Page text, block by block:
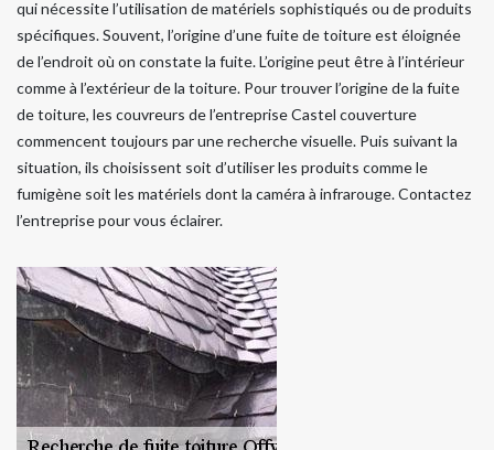
qui nécessite l’utilisation de matériels sophistiqués ou de produits
spécifiques. Souvent, l’origine d’une fuite de toiture est éloignée
de l’endroit où on constate la fuite. L’origine peut être à l’intérieur
comme à l’extérieur de la toiture. Pour trouver l’origine de la fuite
de toiture, les couvreurs de l’entreprise Castel couverture
commencent toujours par une recherche visuelle. Puis suivant la
situation, ils choisissent soit d’utiliser les produits comme le
fumigène soit les matériels dont la caméra à infrarouge. Contactez
l’entreprise pour vous éclairer.